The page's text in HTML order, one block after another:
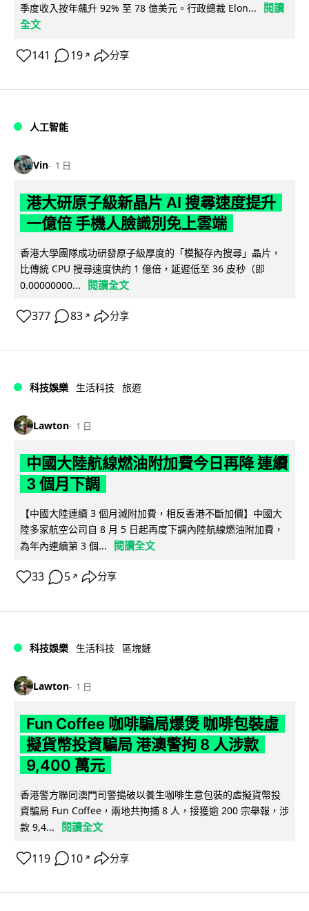
季度收入按年飆升 92% 至 78 億美元。行政總裁 Elon...
閱讀
全文
141 19 ↗ 分享
人工智能
Vin 1 日
港大研原子級新晶片 AI 搜尋速度提升
一億倍 手機人臉識別免上雲端
香港大學團隊成功研發原子級厚度的「模擬存內搜尋」晶片，
比傳統 CPU 搜尋速度快約 1 億倍，延遲低至 36 皮秒（即
0.00000000...
閱讀全文
377 83 ↗ 分享
科技娛樂 生活科技 旅遊
Lawton 1 日
中國大陸航線燃油附加費今日再降 連續
3 個月下調
【中國大陸連續 3 個月減附加費，相反香港不斷加價】中國大
陸多家航空公司自 8 月 5 日起再度下調內陸航線燃油附加費，
為年內連續第 3 個...
閱讀全文
33 5 ↗ 分享
科技娛樂 生活科技 區塊鏈
Lawton 1 日
Fun Coffee 咖啡騙局爆煲 咖啡包裝虛
擬貨幣投資騙局 港澳警拘 8 人涉款
9,400 萬元
香港警方聯同澳門司警搗破以養生咖啡生意包裝的虛擬貨幣投
資騙局 Fun Coffee，兩地共拘捕 8 人，接獲逾 200 宗舉報，涉
款 9,4...
閱讀全文
119 10 ↗ 分享